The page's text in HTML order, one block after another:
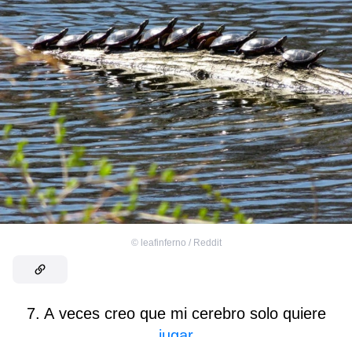
© leafinferno / Reddit
7. A veces creo que mi cerebro solo quiere